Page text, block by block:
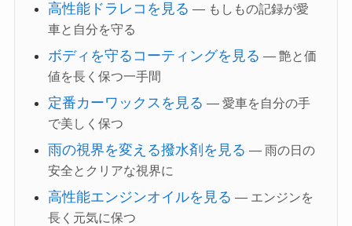
高性能ドラレコを見る — もしもの記録が愛
車と自分を守る
ボディを守るコーティングを見る — 艶と価
値を長く保つ一手間
定番カーワックスを見る — 愛車を自分の手
で美しく保つ
雨の視界を変える撥水剤を見る — 雨の日の
安全とクリアな視界に
高性能エンジンオイルを見る — エンジンを
長く元気に保つ